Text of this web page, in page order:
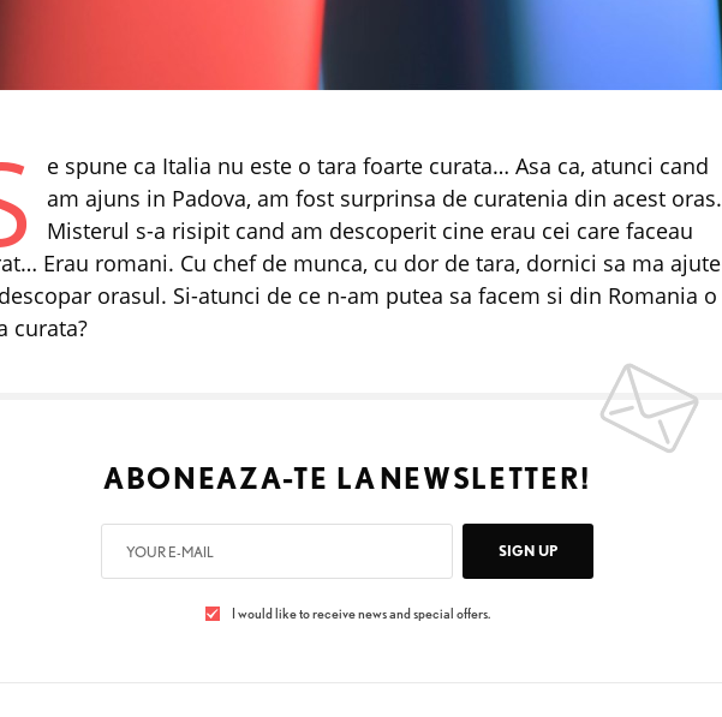
e spune ca Italia nu este o tara foarte curata… Asa ca, atunci cand
am ajuns in Padova, am fost surprinsa de curatenia din acest oras.
Misterul s-a risipit cand am descoperit cine erau cei care faceau
Erau romani. Cu chef de munca, cu dor de tara, dornici sa ma ajute
orasul. Si-atunci de ce n-am putea sa facem si din Romania o
curata?
ABONEAZA-TE LANEWSLETTER!
SIGN UP
I would like to receive news and special offers.